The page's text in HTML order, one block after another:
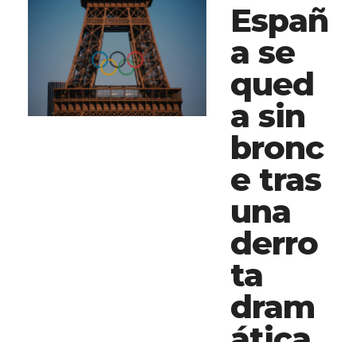
Españ
a se
qued
a sin
bronc
e tras
una
derro
ta
dram